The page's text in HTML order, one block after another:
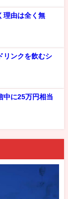
理由は全く無
リンクを飲むシ
中に25万円相当